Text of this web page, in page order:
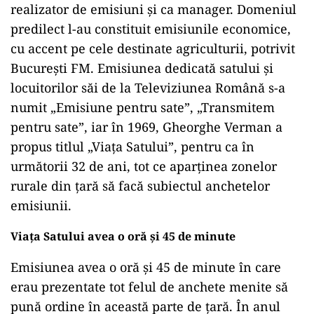
realizator de emisiuni şi ca manager. Domeniul
predilect l-au constituit emisiunile economice,
cu accent pe cele destinate agriculturii, potrivit
București FM. Emisiunea dedicată satului şi
locuitorilor săi de la Televiziunea Română s-a
numit „Emisiune pentru sate”, „Transmitem
pentru sate”, iar în 1969, Gheorghe Verman a
propus titlul „Viaţa Satului”, pentru ca în
următorii 32 de ani, tot ce aparţinea zonelor
rurale din ţară să facă subiectul anchetelor
emisiunii.
Viața Satului avea o oră şi 45 de minute
Emisiunea avea o oră şi 45 de minute în care
erau prezentate tot felul de anchete menite să
pună ordine în această parte de ţară. În anul